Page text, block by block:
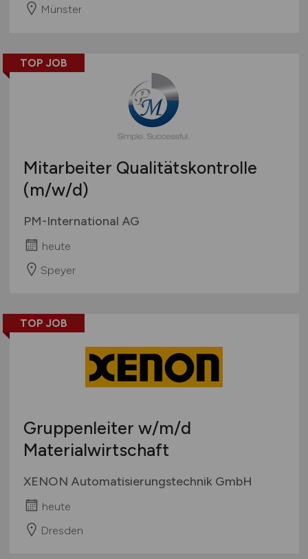
Münster
TOP JOB
Mitarbeiter Qualitätskontrolle
(m/w/d)
PM-International AG
heute
Speyer
TOP JOB
Gruppenleiter w/m/d
Materialwirtschaft
XENON Automatisierungstechnik GmbH
heute
Dresden